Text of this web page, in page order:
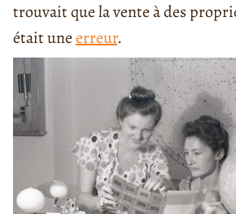
trouvait que la vente à des
était uneerreur.